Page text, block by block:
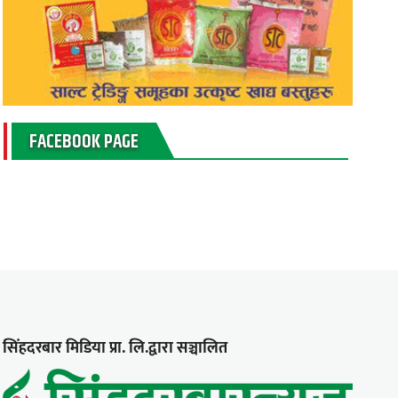
FACEBOOK PAGE
सिंहदरबार मिडिया प्रा. लि.द्वारा सञ्चालित